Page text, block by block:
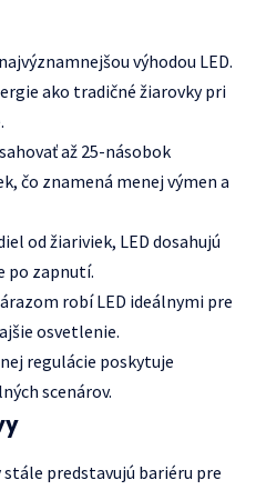
výhodou LED.
ako tradičné žiarovky pri
až 25-násobok
čo znamená menej výmen a
od žiariviek, LED dosahujú
po zapnutí.
robí LED ideálnymi pre
osvetlenie.
regulácie poskytuje
scenárov.
stále predstavujú bariéru pre